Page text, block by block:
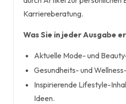
Karriereberatung.
Was Sie in jeder Ausgabe
Aktuelle Mode- und
Gesundheits- und
Inspirierende Lifestyle-
Ideen.